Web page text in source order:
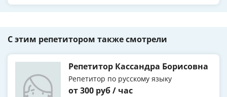
С этим репетитором также смотрели
Репетитор Кассандра Борисовна
Репетитор по русскому языку
от 300 руб / час